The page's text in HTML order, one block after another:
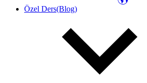
Özel Ders(Blog)